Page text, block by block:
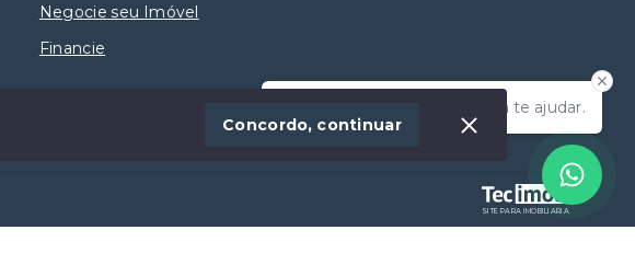
Olá! Estamos disponíveis para te ajudar.
Negocie seu Imóvel
Financie
SITE PARA IMOBILIARIA
Concordo, continuar